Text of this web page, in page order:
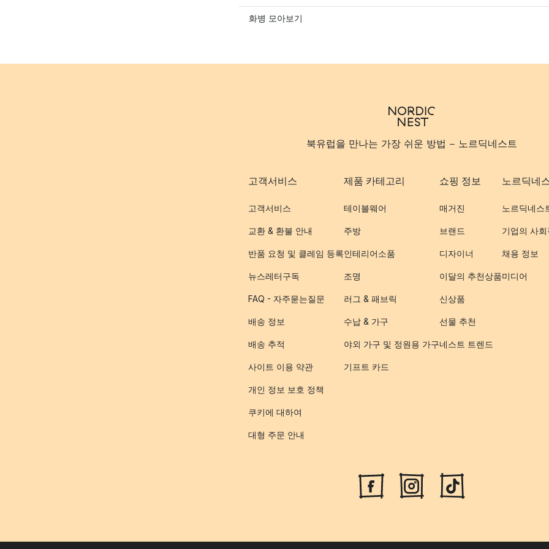
화병 모아보기
북유럽을 만나는 가장 쉬운 방법 - 노르딕네스트
고객서비스
고객서비스
교환 & 환불 안내
반품 요청 및 클레임 등록
뉴스레터구독
FAQ - 자주묻는질문
배송 정보
배송 추적
사이트 이용 약관
개인 정보 보호 정책
쿠키에 대하여
대형 주문 안내
제품 카테고리
테이블웨어
주방
인테리어소품
조명
러그 & 패브릭
수납 & 가구
야외 가구 및 정원용 가구
기프트 카드
쇼핑 정보
매거진
브랜드
디자이너
이달의 추천상품
신상품
선물 추천
네스트 트렌드
노르딕네
노르딕네스
기업의 사회
채용 정보
미디어